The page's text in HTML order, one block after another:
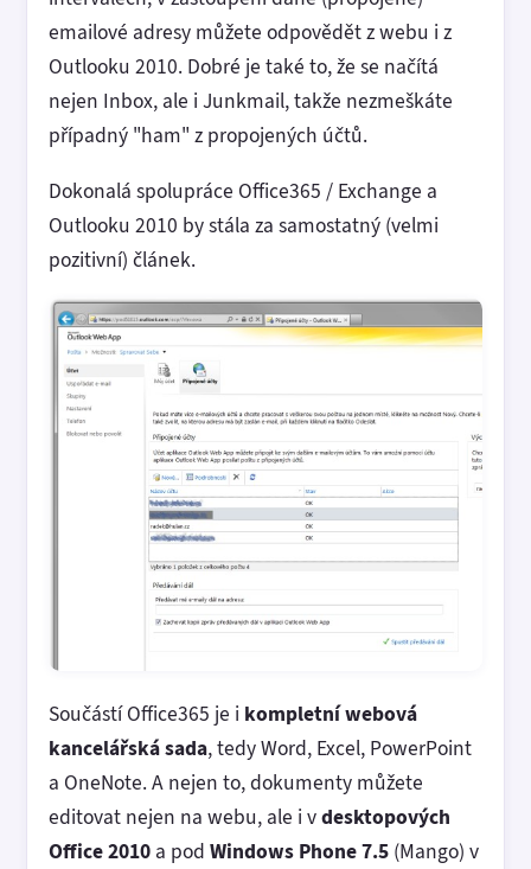
emailové adresy můžete odpovědět z webu i z
Outlooku 2010. Dobré je také to, že se načítá
nejen Inbox, ale i Junkmail, takže nezmeškáte
případný "ham" z propojených účtů.
Dokonalá spolupráce Office365 / Exchange a
Outlooku 2010 by stála za samostatný (velmi
pozitivní) článek.
Součástí Office365 je i kompletní webová
kancelářská sada, tedy Word, Excel, PowerPoint
a OneNote. A nejen to, dokumenty můžete
editovat nejen na webu, ale i vdesktopových
Office 2010 a pod Windows Phone 7.5 (Mango) v